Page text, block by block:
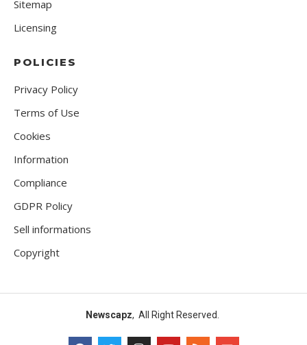
Sitemap
Licensing
POLICIES
Privacy Policy
Terms of Use
Cookies
Information
Compliance
GDPR Policy
Sell informations
Copyright
Newscapz, All Right Reserved.